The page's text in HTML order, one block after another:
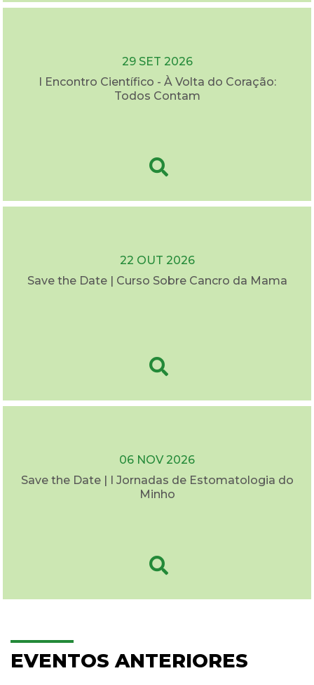
29 SET 2026
I Encontro Científico - À Volta do Coração:
Todos Contam
22 OUT 2026
Save the Date | Curso Sobre Cancro da Mama
06 NOV 2026
Save the Date | I Jornadas de Estomatologia do
Minho
EVENTOS ANTERIORES